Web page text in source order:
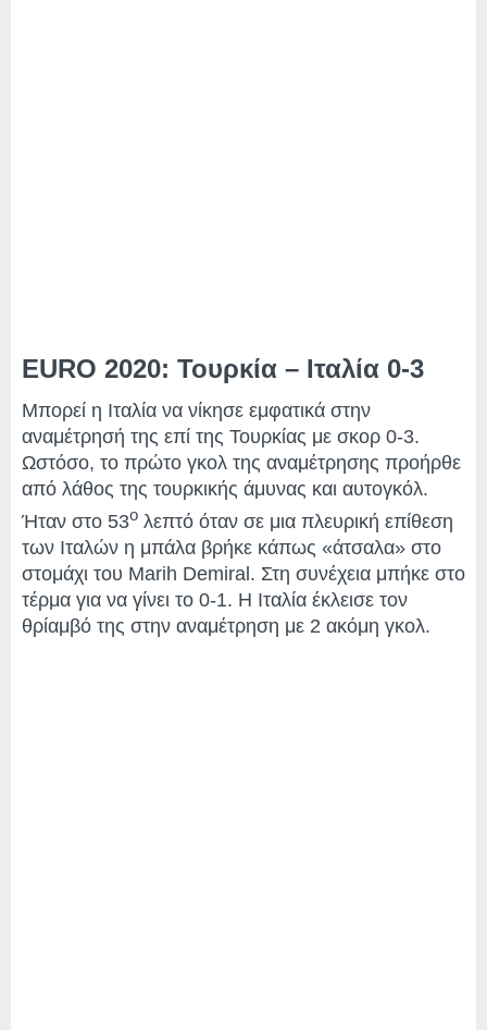
EURO 2020: Τουρκία – Ιταλία 0-3
Μπορεί η Ιταλία να νίκησε εμφατικά στην
αναμέτρησή της επί της Τουρκίας με σκορ 0-3.
Ωστόσο, το πρώτο γκολ της αναμέτρησης προήρθε
από λάθος της τουρκικής άμυνας και αυτογκόλ.
Ήταν στο 53ο λεπτό όταν σε μια πλευρική επίθεση
των Ιταλών η μπάλα βρήκε κάπως «άτσαλα» στο
στομάχι του Marih Demiral. Στη συνέχεια μπήκε στο
τέρμα για να γίνει το 0-1. Η Ιταλία έκλεισε τον
θρίαμβό της στην αναμέτρηση με 2 ακόμη γκολ.